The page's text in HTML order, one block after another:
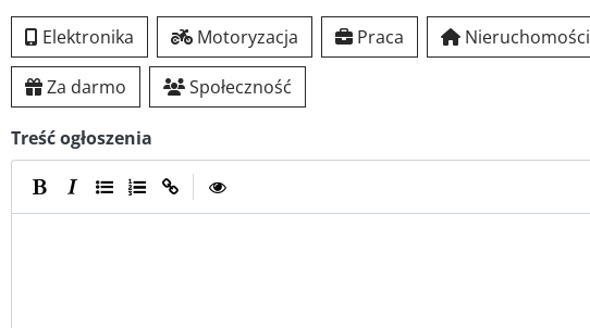
Elektronika Motoryzacja Praca Nieruchomości
Za darmo Społeczność
Treść ogłoszenia